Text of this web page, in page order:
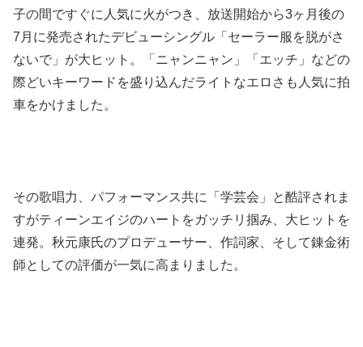
子の間ですぐに人気に火がつき、放送開始から3ヶ月後の
7月に発売されたデビューシングル「セーラー服を脱がさ
ないで」が大ヒット。「ニャンニャン」「エッチ」などの
際どいキーワードを盛り込んだライトなエロさも人気に拍
車をかけました。
その歌唱力、パフォーマンス共に「学芸会」と酷評されま
すがティーンエイジのハートをガッチリ掴み、大ヒットを
連発。秋元康氏のプロデューサー、作詞家、そして錬金術
師としての評価が一気に高まりました。